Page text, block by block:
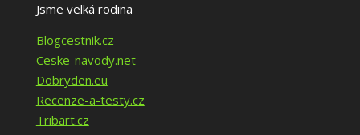
Jsme velká rodina
Blogcestnik.cz
Ceske-navody.net
Dobryden.eu
Recenze-a-testy.cz
Tribart.cz